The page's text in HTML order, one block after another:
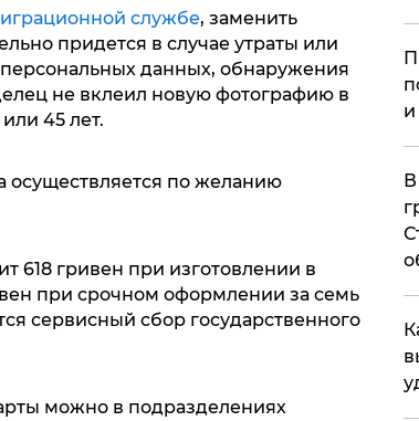
службе, заменить
придется в случае утраты или
данных, обнаружения
не вклеил новую фотографию в
45 лет.
осуществляется по желанию
618 гривен при изготовлении в
при срочном оформлении за семь
сервисный сбор государственного
можно в подразделениях
и
В